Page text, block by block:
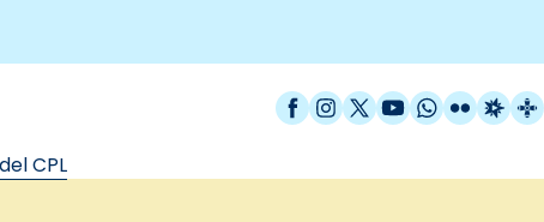
Facebook
Instagram
X / Twitter
YouTube
WhatsApp
FlickrRadio
CPL